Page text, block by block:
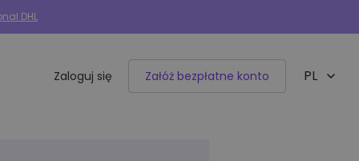
DHL
Zaloguj się Załóż bezpłatne konto PL